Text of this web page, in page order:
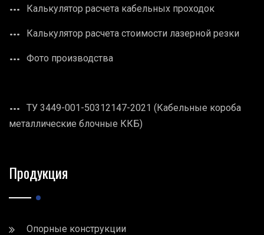
Калькулятор расчета кабельных проходок
Калькулятор расчета стоимости лазерной резки
Фото производства
ТУ 3449-001-50312147-2021 (Кабельные короба
металлические блочные ККБ)
Продукция
Опорные конструкции